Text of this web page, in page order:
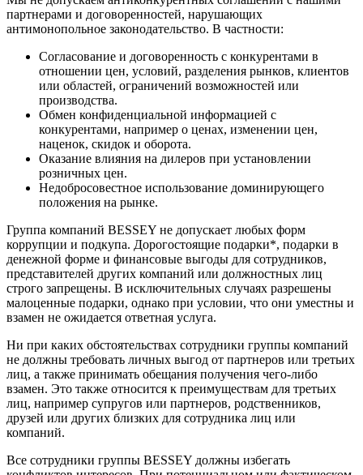
партнерами и договоренностей, нарушающих
антимонопольное законодательство. В частности:
Согласование и договоренность с конкурентами в
отношении цен, условий, разделения рынков, клиентов
или областей, ограничений возможностей или
производства.
Обмен конфиденциальной информацией с
конкурентами, например о ценах, изменении цен,
наценок, скидок и оборота.
Оказание влияния на дилеров при установлении
розничных цен.
Недобросовестное использование доминирующего
положения на рынке.
Группа компаний BESSEY не допускает любых форм
коррупции и подкупа. Дорогостоящие подарки*, подарки в
денежной форме и финансовые выгоды для сотрудников,
представителей других компаний или должностных лиц
строго запрещены. В исключительных случаях разрешены
малоценные подарки, однако при условии, что они уместны и
взамен не ожидается ответная услуга.
Ни при каких обстоятельствах сотрудники группы компаний
не должны требовать личных выгод от партнеров или третьих
лиц, а также принимать обещания получения чего-либо
взамен. Это также относится к преимуществам для третьих
лиц, например супругов или партнеров, родственников,
друзей или других близких для сотрудника лиц или
компаний.
Все сотрудники группы BESSEY должны избегать